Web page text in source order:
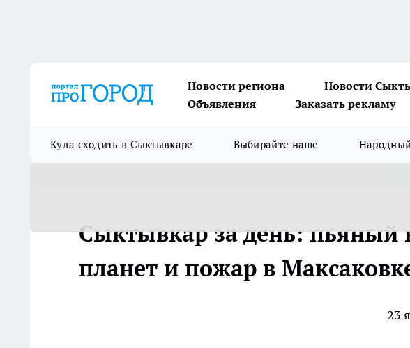
Новости региона Новости
Объявления
Заказать рекламу
Куда сходить в Сыктывкаре Выбирайте наше
Сыктывкар за день: пьяный
планет и пожар в
23